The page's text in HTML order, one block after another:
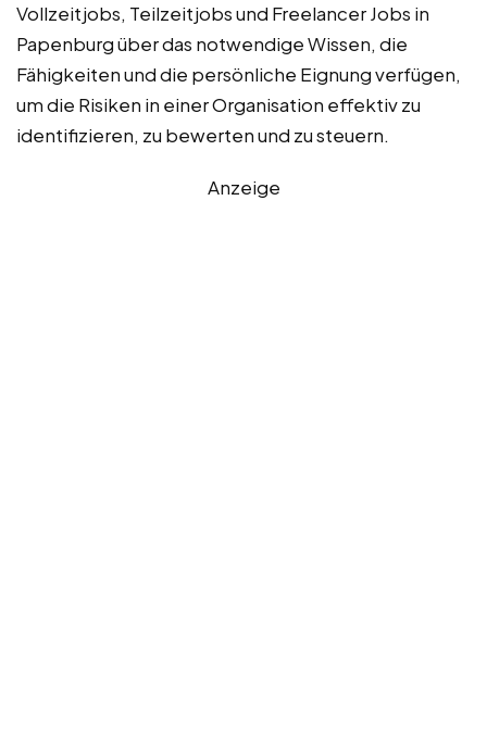
Vollzeitjobs, Teilzeitjobs und Freelancer Jobs in
Papenburg über das notwendige Wissen, die
Fähigkeiten und die persönliche Eignung verfügen,
um die Risiken in einer Organisation effektiv zu
identifizieren, zu bewerten und zu steuern.
Anzeige